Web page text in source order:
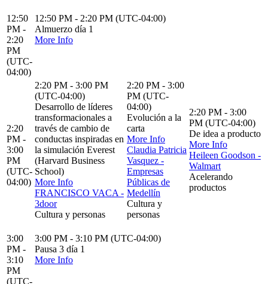
12:50
PM -
2:20
PM
(UTC-
04:00)
12:50 PM - 2:20 PM (UTC-04:00)
Almuerzo día 1
More Info
2:20
PM -
3:00
PM
(UTC-
04:00)
2:20 PM - 3:00 PM
(UTC-04:00)
Desarrollo de líderes
transformacionales a
través de cambio de
conductas inspiradas en
la simulación Everest
(Harvard Business
School)
More Info
FRANCISCO VACA -
3door
Cultura y personas
2:20 PM - 3:00
PM (UTC-
04:00)
Evolución a la
carta
More Info
Claudia Patricia
Vasquez -
Empresas
Públicas de
Medellín
Cultura y
personas
2:20 PM - 3:00
PM (UTC-04:00)
De idea a producto
More Info
Heileen Goodson -
Walmart
Acelerando
productos
3:00
PM -
3:10
PM
(UTC-
3:00 PM - 3:10 PM (UTC-04:00)
Pausa 3 día 1
More Info